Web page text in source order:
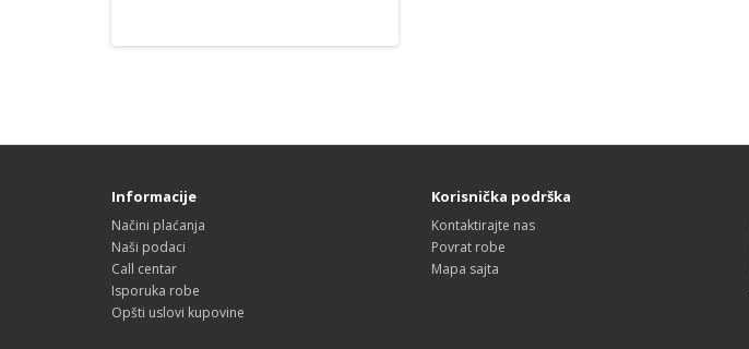
Informacije
Načini plaćanja
Naši podaci
Call centar
Isporuka robe
Opšti uslovi kupovine
Korisnička podrška
Kontaktirajte nas
Povrat robe
Mapa sajta